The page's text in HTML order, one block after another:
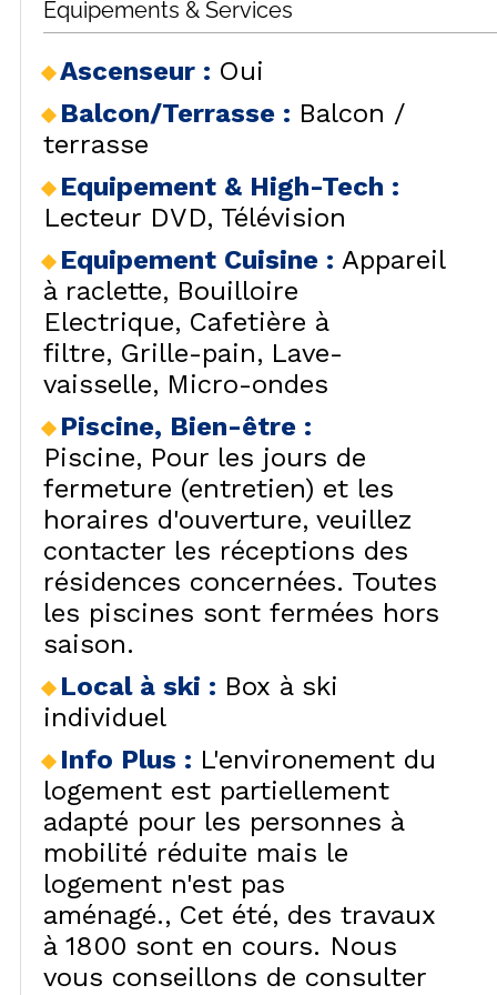
SÉJOURS & BONS
PLANS
LOCALISATION
LES
BONS PLANS
ACTIVITÉS
FAQ
Équipements & Services
Ascenseur : Oui
Balcon/Terrasse : Balcon /
terrasse
Equipement & High-Tech :
Lecteur DVD Télévision
Equipement Cuisine : Appareil
à raclette
Bouilloire
Electrique Cafetière à
filtre Grille-pain
Lave-
vaisselle
Micro-ondes
Piscine, Bien-être :
Piscine
Pour les jours de
fermeture (entretien) et les
horaires d'ouverture, veuillez
contacter les réceptions des
résidences concernées. Toutes
les piscines sont fermées hors
saison.
Local à ski : Box à ski
individuel
Info Plus : L'environement du
logement est partiellement
adapté pour les personnes à
mobilité réduite mais le
logement n'est pas
aménagé.
Cet été, des travaux
à 1800 sont en cours. Nous
vous conseillons de consulter